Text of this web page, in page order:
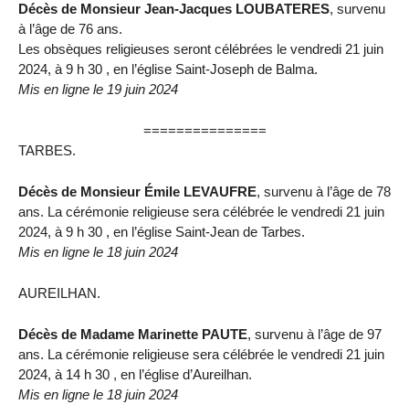
Décès de Monsieur Jean-Jacques LOUBATERES, survenu
à l’âge de 76 ans.
Les obsèques religieuses seront célébrées le vendredi 21 juin
2024, à 9 h 30 , en l’église Saint-Joseph de Balma.
Mis en ligne le 19 juin 2024
===============
TARBES.
Décès de Monsieur Émile LEVAUFRE, survenu à l’âge de 78
ans. La cérémonie religieuse sera célébrée le vendredi 21 juin
2024, à 9 h 30 , en l’église Saint-Jean de Tarbes.
Mis en ligne le 18 juin 2024
AUREILHAN.
Décès de Madame Marinette PAUTE, survenu à l’âge de 97
ans. La cérémonie religieuse sera célébrée le vendredi 21 juin
2024, à 14 h 30 , en l’église d’Aureilhan.
Mis en ligne le 18 juin 2024